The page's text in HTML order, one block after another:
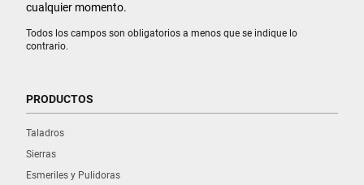
Todos los campos son obligatorios a menos que se indique lo
contrario.
cualquier momento.
PRODUCTOS
Taladros
Sierras
Esmeriles y Pulidoras